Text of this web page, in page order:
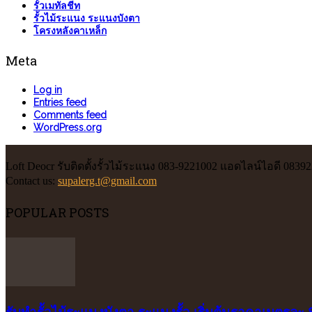
รั้วเมทัลชีท
รั้วไม้ระแนง ระแนงบังตา
โครงหลังคาเหล็ก
Meta
Log in
Entries feed
Comments feed
WordPress.org
Loft Deocr รับติดตั้งรั้วไม้ระแนง 083-9221002 แอดไลน์ไอดี
Contact us: supalerg.t@gmail.com
POPULAR POSTS